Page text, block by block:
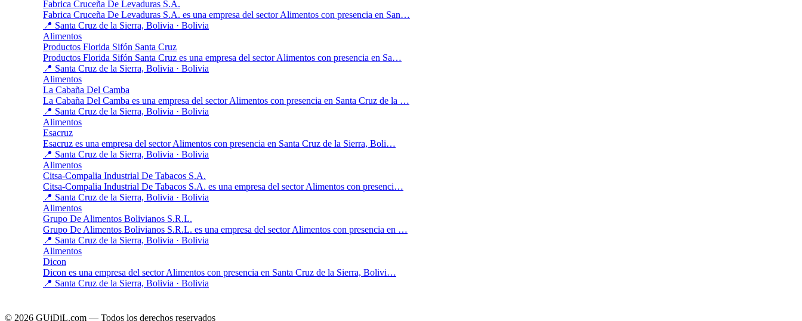
Fabrica Cruceña De Levaduras S.A.
Fabrica Cruceña De Levaduras S.A. es una empresa del sector Alimentos con presencia en San…
📍 Santa Cruz de la Sierra, Bolivia · Bolivia
Alimentos
Productos Florida Sifón Santa Cruz
Productos Florida Sifón Santa Cruz es una empresa del sector Alimentos con presencia en Sa…
📍 Santa Cruz de la Sierra, Bolivia · Bolivia
Alimentos
La Cabaña Del Camba
La Cabaña Del Camba es una empresa del sector Alimentos con presencia en Santa Cruz de la …
📍 Santa Cruz de la Sierra, Bolivia · Bolivia
Alimentos
Esacruz
Esacruz es una empresa del sector Alimentos con presencia en Santa Cruz de la Sierra, Boli…
📍 Santa Cruz de la Sierra, Bolivia · Bolivia
Alimentos
Citsa-Compalia Industrial De Tabacos S.A.
Citsa-Compalia Industrial De Tabacos S.A. es una empresa del sector Alimentos con presenci…
📍 Santa Cruz de la Sierra, Bolivia · Bolivia
Alimentos
Grupo De Alimentos Bolivianos S.R.L.
Grupo De Alimentos Bolivianos S.R.L. es una empresa del sector Alimentos con presencia en …
📍 Santa Cruz de la Sierra, Bolivia · Bolivia
Alimentos
Dicon
Dicon es una empresa del sector Alimentos con presencia en Santa Cruz de la Sierra, Bolivi…
📍 Santa Cruz de la Sierra, Bolivia · Bolivia
© 2026 GUiDiL.com — Todos los derechos reservados